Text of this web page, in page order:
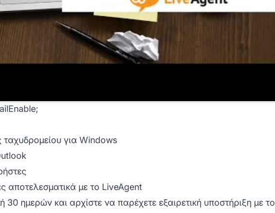
ταχυδρομείου για Windows
αποτελεσματικά με το LiveAgent
30 ημερών και αρχίστε να παρέχετε εξαιρετική υποστήριξη με το